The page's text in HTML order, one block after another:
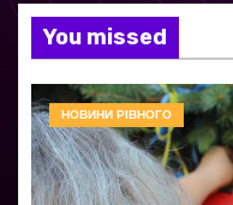
You missed
НОВИНИ РІВНОГО